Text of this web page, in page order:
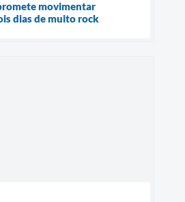
movimentar
dias de muito rock